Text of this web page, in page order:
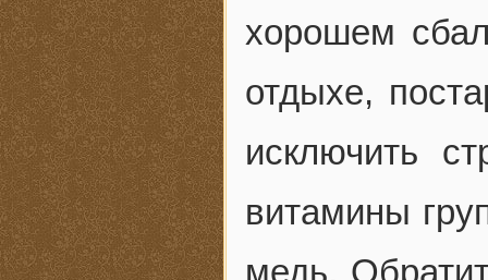
хорошем
отдыхе,
исключить
витамины
медь.